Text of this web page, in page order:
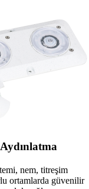
nem, titreşim
ortamlarda güvenilir